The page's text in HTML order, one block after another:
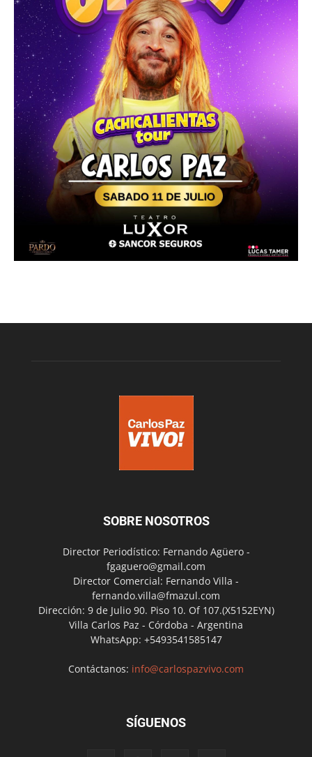
SOBRE NOSOTROS
Director Periodístico: Fernando Agüero -
fgaguero@gmail.com
Director Comercial: Fernando Villa -
fernando.villa@fmazul.com
Dirección: 9 de Julio 90. Piso 10. Of 107.(X5152EYN)
Villa Carlos Paz - Córdoba - Argentina
WhatsApp: +5493541585147
Contáctanos: info@carlospazvivo.com
SÍGUENOS